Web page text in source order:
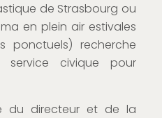
de Strasbourg ou
en plein air estivales
ponctuels) recherche
service civique pour
du directeur et de la